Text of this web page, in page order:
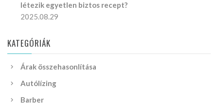
létezik egyetlen biztos recept?
2025.08.29
KATEGÓRIÁK
Árak összehasonlítása
Autólízing
Barber